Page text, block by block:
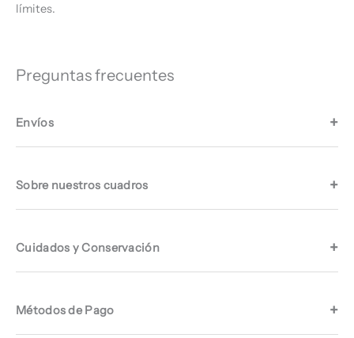
límites.
Preguntas frecuentes
Envíos
Sobre nuestros cuadros
Cuidados y Conservación
Métodos de Pago